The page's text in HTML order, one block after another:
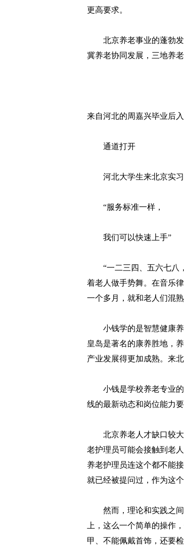
更高要求。
北京养老事业的蓬勃发
冀养老协同发展，三地养
来自河北的周嘉兴毕业后
通道打开
河北大学生来北京实习
“服务标准一样，
我们可以快速上手”
“一二三四、五六七八
着老人做手势舞。在音乐
一个多月，就和老人们混熟
小钱学的是智慧健康养
皇岛是著名的康养胜地，
产业发展得更加成熟。来
小钱是学校养老专业的
线的最新动态和岗位能力
北京养老人才缺口较大
老护理员可能会接触到老
养老护理员连这个都不能
就已经被提问过，作为这
然而，理论和实践之间
上，这么一个简单的操作
甲、不能佩戴首饰，还要